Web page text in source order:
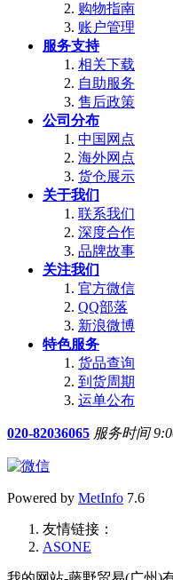
购物指南
账户管理
服务支持
相关下载
自助服务
售后政策
公司分布
中国网点
海外网点
货仓展示
关于我们
联系我们
深度合作
品牌故事
关注我们
官方微信
QQ部落
新浪微博
特色服务
货品查询
到货周期
运单公布
020-82036065 服务时间
Powered by MetInfo 7.6
友情链接：
ASONE